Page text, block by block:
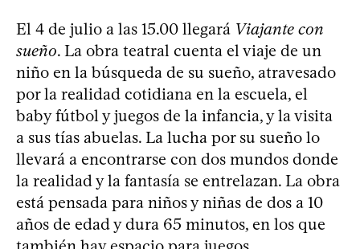
El 4 de julio a las 15.00 llegará Viajante con
sueño. La obra teatral cuenta el viaje de un
niño en la búsqueda de su sueño, atravesado
por la realidad cotidiana en la escuela, el
baby fútbol y juegos de la infancia, y la visita
a sus tías abuelas. La lucha por su sueño lo
llevará a encontrarse con dos mundos donde
la realidad y la fantasía se entrelazan. La obra
está pensada para niños y niñas de dos a 10
años de edad y dura 65 minutos, en los que